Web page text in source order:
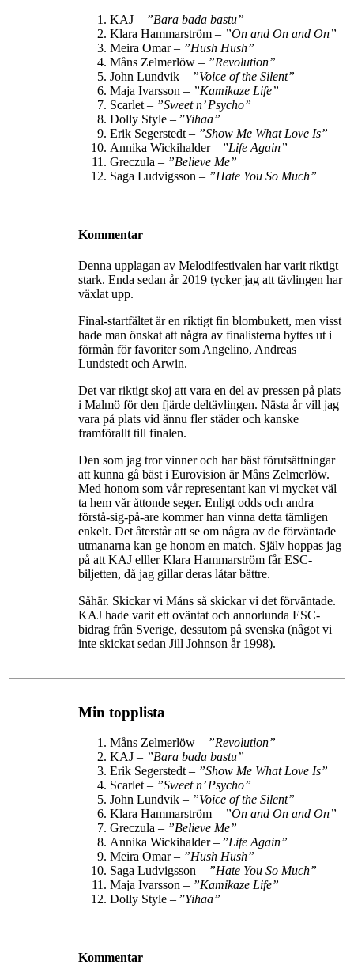
KAJ – ”Bara bada bastu”
Klara Hammarström – ”On and On and On”
Meira Omar – ”Hush Hush”
Måns Zelmerlöw – ”Revolution”
John Lundvik – ”Voice of the Silent”
Maja Ivarsson – ”Kamikaze Life”
Scarlet – ”Sweet n’ Psycho”
Dolly Style – ”Yihaa”
Erik Segerstedt – ”Show Me What Love Is”
Annika Wickihalder – ”Life Again”
Greczula – ”Believe Me”
Saga Ludvigsson – ”Hate You So Much”
Kommentar
Denna upplagan av Melodifestivalen har varit riktigt
stark. Enda sedan år 2019 tycker jag att tävlingen har
växlat upp.
Final-startfältet är en riktigt fin blombukett, men visst
hade man önskat att några av finalisterna byttes ut i
förmån för favoriter som Angelino, Andreas
Lundstedt och Arwin.
Det var riktigt skoj att vara en del av pressen på plats
i Malmö för den fjärde deltävlingen. Nästa år vill jag
vara på plats vid ännu fler städer och kanske
framförallt till finalen.
Den som jag tror vinner och har bäst förutsättningar
att kunna gå bäst i Eurovision är Måns Zelmerlöw.
Med honom som vår representant kan vi mycket väl
ta hem vår åttonde seger. Enligt odds och andra
förstå-sig-på-are kommer han vinna detta tämligen
enkelt. Det återstår att se om några av de förväntade
utmanarna kan ge honom en match. Själv hoppas jag
på att KAJ elller Klara Hammarström får ESC-
biljetten, då jag gillar deras låtar bättre.
Såhär. Skickar vi Måns så skickar vi det förväntade.
KAJ hade varit ett oväntat och annorlunda ESC-
bidrag från Sverige, dessutom på svenska (något vi
inte skickat sedan Jill Johnson år 1998).
Min topplista
Måns Zelmerlöw – ”Revolution”
KAJ – ”Bara bada bastu”
Erik Segerstedt – ”Show Me What Love Is”
Scarlet – ”Sweet n’ Psycho”
John Lundvik – ”Voice of the Silent”
Klara Hammarström – ”On and On and On”
Greczula – ”Believe Me”
Annika Wickihalder – ”Life Again”
Meira Omar – ”Hush Hush”
Saga Ludvigsson – ”Hate You So Much”
Maja Ivarsson – ”Kamikaze Life”
Dolly Style – ”Yihaa”
Kommentar